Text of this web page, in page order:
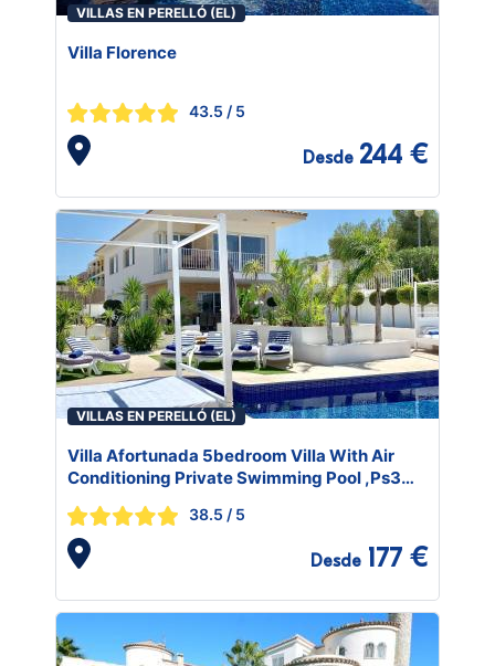
VILLAS EN PERELLÓ (EL)
Villa Florence
43.5 / 5
Desde 244 €
VILLAS EN PERELLÓ (EL)
Villa Afortunada 5bedroom Villa With Air
Conditioning Private Swimming Pool ,Ps3
38.5 / 5
Desde 177 €